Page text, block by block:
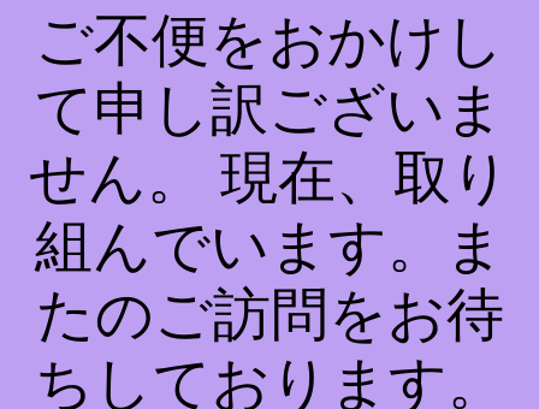
ご不便をおかけし
て申し訳ございま
せん。 現在、取り
組んでいます。ま
たのご訪問をお待
ちしております。